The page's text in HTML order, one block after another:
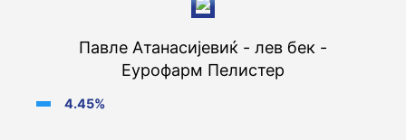
Павле Атанасијевиќ - лев бек -
Еурофарм Пелистер
4.45%